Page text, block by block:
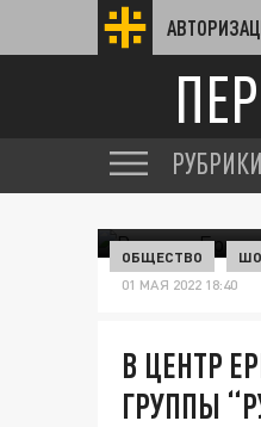
РУБРИКИ
ОБЩЕСТВО
01 МАЯ 2022 18:40
В ЦЕНТР
ГРУППЫ